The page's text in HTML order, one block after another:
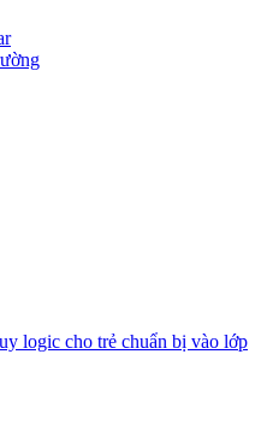
logic cho trẻ chuẩn bị vào lớp